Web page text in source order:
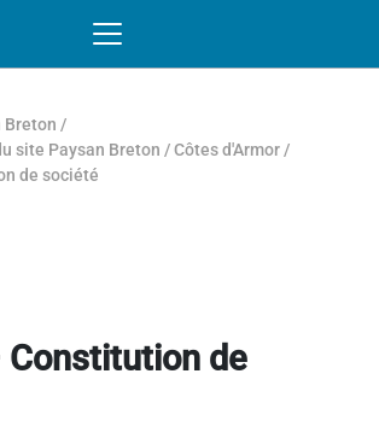
Breton /
site Paysan Breton /Côtes d'Armor /
de société
Constitution de